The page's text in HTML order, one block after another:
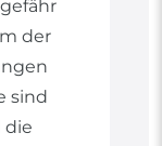
der
sind
die